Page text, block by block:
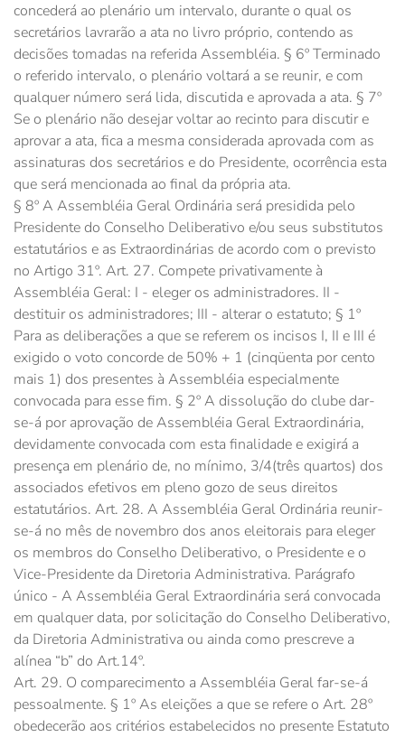
concederá ao plenário um intervalo, durante o qual os
secretários lavrarão a ata no livro próprio, contendo as
decisões tomadas na referida Assembléia. § 6º Terminado
o referido intervalo, o plenário voltará a se reunir, e com
qualquer número será lida, discutida e aprovada a ata. § 7º
Se o plenário não desejar voltar ao recinto para discutir e
aprovar a ata, fica a mesma considerada aprovada com as
assinaturas dos secretários e do Presidente, ocorrência esta
que será mencionada ao final da própria ata.
§ 8º A Assembléia Geral Ordinária será presidida pelo
Presidente do Conselho Deliberativo e/ou seus substitutos
estatutários e as Extraordinárias de acordo com o previsto
no Artigo 31º. Art. 27. Compete privativamente à
Assembléia Geral: I - eleger os administradores. II -
destituir os administradores; III - alterar o estatuto; § 1º
Para as deliberações a que se referem os incisos I, II e III é
exigido o voto concorde de 50% + 1 (cinqüenta por cento
mais 1) dos presentes à Assembléia especialmente
convocada para esse fim. § 2º A dissolução do clube dar-
se-á por aprovação de Assembléia Geral Extraordinária,
devidamente convocada com esta finalidade e exigirá a
presença em plenário de, no mínimo, 3/4(três quartos) dos
associados efetivos em pleno gozo de seus direitos
estatutários. Art. 28. A Assembléia Geral Ordinária reunir-
se-á no mês de novembro dos anos eleitorais para eleger
os membros do Conselho Deliberativo, o Presidente e o
Vice-Presidente da Diretoria Administrativa. Parágrafo
único - A Assembléia Geral Extraordinária será convocada
em qualquer data, por solicitação do Conselho Deliberativo,
da Diretoria Administrativa ou ainda como prescreve a
alínea “b” do Art.14º.
Art. 29. O comparecimento a Assembléia Geral far-se-á
pessoalmente. § 1º As eleições a que se refere o Art. 28º
obedecerão aos critérios estabelecidos no presente Estatuto